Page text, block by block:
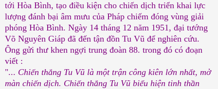
tới Hòa Bình, tạo điều kiện cho chiến dịch triển khai lực
lượng đánh bại âm mưu của Pháp chiếm đóng vùng giải
phóng Hòa Bình. Ngày 14 tháng 12 năm 1951, đại tướng
Võ Nguyên Giáp đã đến tận đồn Tu Vũ để nghiên cứu.
Ông gửi thư khen ngợi trung đoàn 88. trong đó có đoạn
viết :
"... Chiến thắng Tu Vũ là một trận công kiên lớn nhất, mở
màn chiến dịch. Chiến thắng Tu Vũ biểu hiện tinh thần